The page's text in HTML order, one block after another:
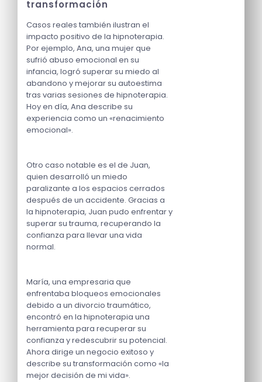
transformación
Casos reales también ilustran el
impacto positivo de la hipnoterapia.
Por ejemplo, Ana, una mujer que
sufrió abuso emocional en su
infancia, logró superar su miedo al
abandono y mejorar su autoestima
tras varias sesiones de hipnoterapia.
Hoy en día, Ana describe su
experiencia como un «renacimiento
emocional».
Otro caso notable es el de Juan,
quien desarrolló un miedo
paralizante a los espacios cerrados
después de un accidente. Gracias a
la hipnoterapia, Juan pudo enfrentar y
superar su trauma, recuperando la
confianza para llevar una vida
normal.
María, una empresaria que
enfrentaba bloqueos emocionales
debido a un divorcio traumático,
encontró en la hipnoterapia una
herramienta para recuperar su
confianza y redescubrir su potencial.
Ahora dirige un negocio exitoso y
describe su transformación como «la
mejor decisión de mi vida».